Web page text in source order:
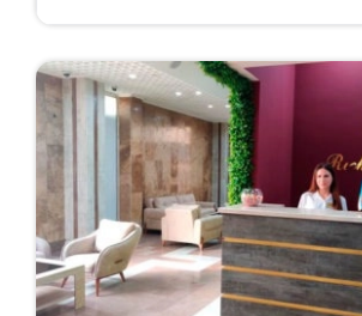
стойка регистрации. Можно заказать
напитков в номер, трансфер от